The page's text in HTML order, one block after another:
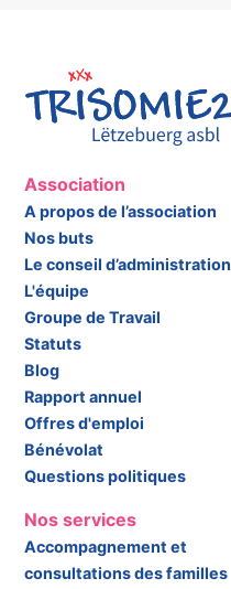
Association
A propos de l’association
Nos buts
Le conseil d’administration
L'équipe
Groupe de Travail
Statuts
Blog
Rapport annuel
Offres d'emploi
Bénévolat
Questions politiques
Nos services
Accompagnement et
consultations des familles